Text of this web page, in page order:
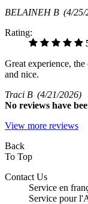
BELAINEH B (4/25/
Rating:
Great experience,
and nice.
Traci B (4/21/2026)
No reviews have
View more reviews
Back
To Top
Contact Us
Service en
Service pour